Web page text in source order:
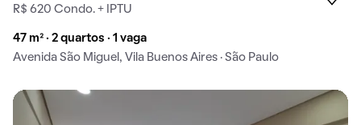
R$ 620 Condo. + IPTU
47 m² · 2 quartos · 1 vaga
Avenida São Miguel, Vila Buenos Aires · São Paulo